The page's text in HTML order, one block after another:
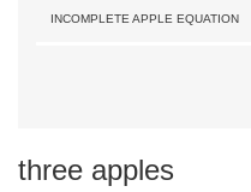
INCOMPLETE APPLE EQUATION
three apples